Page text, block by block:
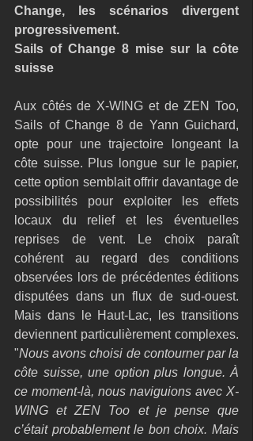
Change, les scénarios divergent
progressivement.
Sails of Change 8 mise sur la côte
suisse
Aux côtés de X-WING et de ZEN Too,
Sails of Change 8 de Yann Guichard,
opte pour une trajectoire longeant la
côte suisse. Plus longue sur le papier,
cette option semblait offrir davantage de
possibilités pour exploiter les effets
locaux du relief et les éventuelles
reprises de vent. Le choix paraît
cohérent au regard des conditions
observées lors de précédentes éditions
disputées dans un flux de sud-ouest.
Mais dans le Haut-Lac, les transitions
deviennent particulièrement complexes.
"Nous avons choisi de contourner par la
côte suisse, une option plus longue. À
ce moment-là, nous naviguions avec X-
WING et ZEN Too et je pense que
c’était probablement le bon choix. Mais